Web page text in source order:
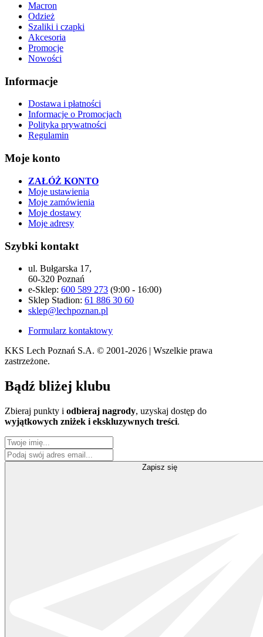
Macron
Odzież
Szaliki i czapki
Akcesoria
Promocje
Nowości
Informacje
Dostawa i płatności
Informacje o Promocjach
Polityka prywatności
Regulamin
Moje konto
ZAŁÓŻ KONTO
Moje ustawienia
Moje zamówienia
Moje dostawy
Moje adresy
Szybki kontakt
ul. Bułgarska 17,
60-320 Poznań
e-Sklep: 600 589 273 (9:00 - 16:00)
Sklep Stadion: 61 886 30 60
sklep@lechpoznan.pl
Formularz kontaktowy
KKS Lech Poznań S.A. © 2001-2026 | Wszelkie prawa
zastrzeżone.
Bądź bliżej klubu
Zbieraj punkty i odbieraj nagrody, uzyskaj dostęp do
wyjątkowych zniżek i ekskluzywnych treści.
Zapisz się